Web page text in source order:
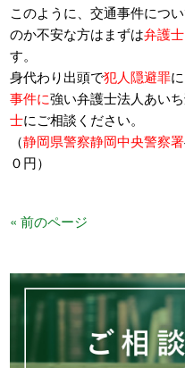
このように、交通事件につ
のか不安な方はまずは弁護士
す。
身代わり出頭で犯人隠避罪
事件に強い弁護士法人あい
士にご相談ください。
（静岡県警察静岡中央警察署
０円）
« 前のページ